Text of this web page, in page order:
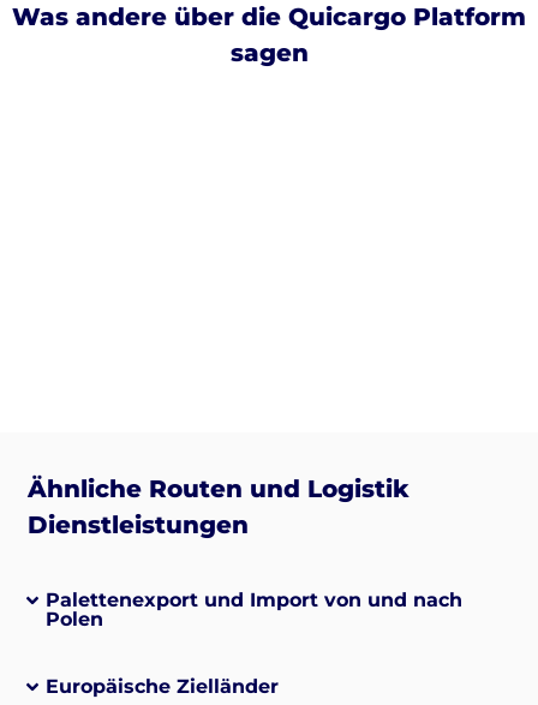
Was andere über die Quicargo Platform
sagen
Ähnliche Routen und Logistik
Dienstleistungen
Palettenexport und Import von und nach
Polen
Europäische Zielländer